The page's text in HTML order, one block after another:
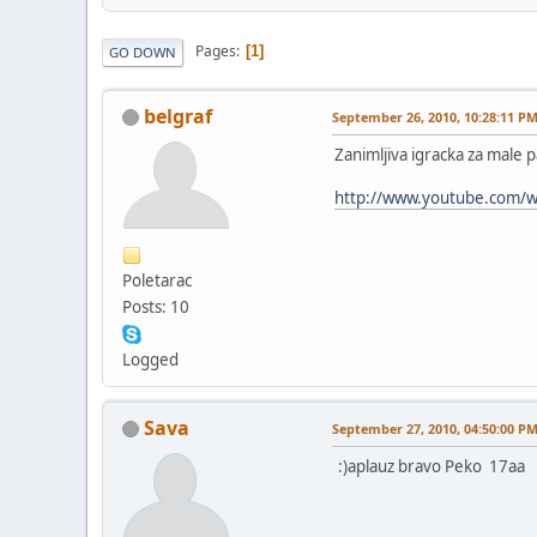
GO DOWN Pages 1
belgraf
Poletarac
Posts: 10
Logged
September 26, 2010, 10:28:11 PM
Zanimljiva igracka za male
http://www.youtube.com/
Sava September 27, 2010, 04:50:00 PM
:)aplauz bravo Peko 17aa